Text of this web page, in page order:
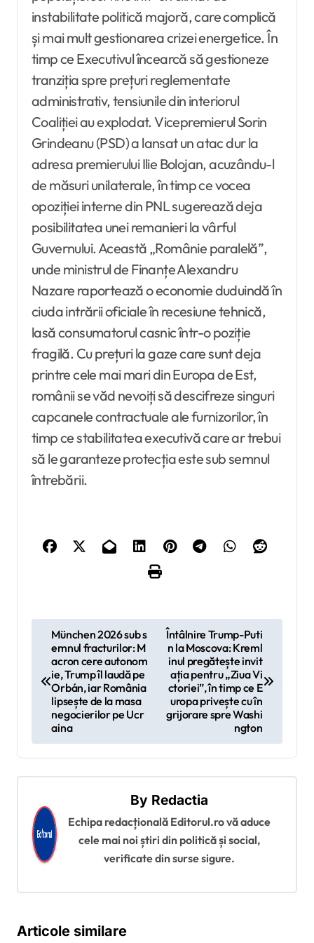
instabilitate politică majoră, care complică
și mai mult gestionarea crizei energetice. În
timp ce Executivul încearcă să gestioneze
tranziția spre prețuri reglementate
administrativ, tensiunile din interiorul
Coaliției au explodat. Vicepremierul Sorin
Grindeanu (PSD) a lansat un atac dur la
adresa premierului Ilie Bolojan, acuzându-l
de măsuri unilaterale, în timp ce vocea
opoziției interne din PNL sugerează deja
posibilitatea unei remanieri la vârful
Guvernului. Această „Românie paralelă”,
unde ministrul de Finanțe Alexandru
Nazare raportează o economie duduindă în
ciuda intrării oficiale în recesiune tehnică,
lasă consumatorul casnic într-o poziție
fragilă. Cu prețuri la gaze care sunt deja
printre cele mai mari din Europa de Est,
românii se văd nevoiți să descifreze singuri
capcanele contractuale ale furnizorilor, în
timp ce stabilitatea executivă care ar trebui
să le garanteze protecția este sub semnul
întrebării.
a
î
n
a
i
München 2026 sub s
emnul fracturilor: M
acron cere autonom
ie, Trump îl laudă pe
Orbán, iar România
lipsește de la masa
negocierilor pe Ucr
aina
Întâlnire Trump-Puti
n la Moscova: Kreml
inul pregătește invit
ația pentru „Ziua Vi
ctoriei”, în timp ce E
uropa privește cu în
grijorare spre Washi
ngton
By Redactia
Echipa redacțională Editorul.ro vă aduce
cele mai noi știri din politică și social,
verificate din surse sigure.
Articole similare